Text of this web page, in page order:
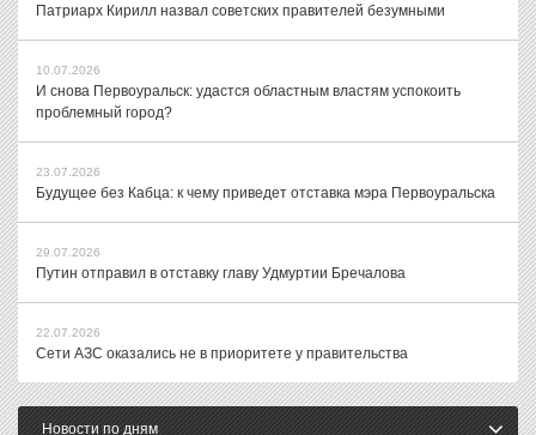
Патриарх Кирилл назвал советских правителей безумными
10.07.2026
И снова Первоуральск: удастся областным властям успокоить
проблемный город?
23.07.2026
Будущее без Кабца: к чему приведет отставка мэра Первоуральска
29.07.2026
Путин отправил в отставку главу Удмуртии Бречалова
22.07.2026
Сети АЗС оказались не в приоритете у правительства
Новости по дням